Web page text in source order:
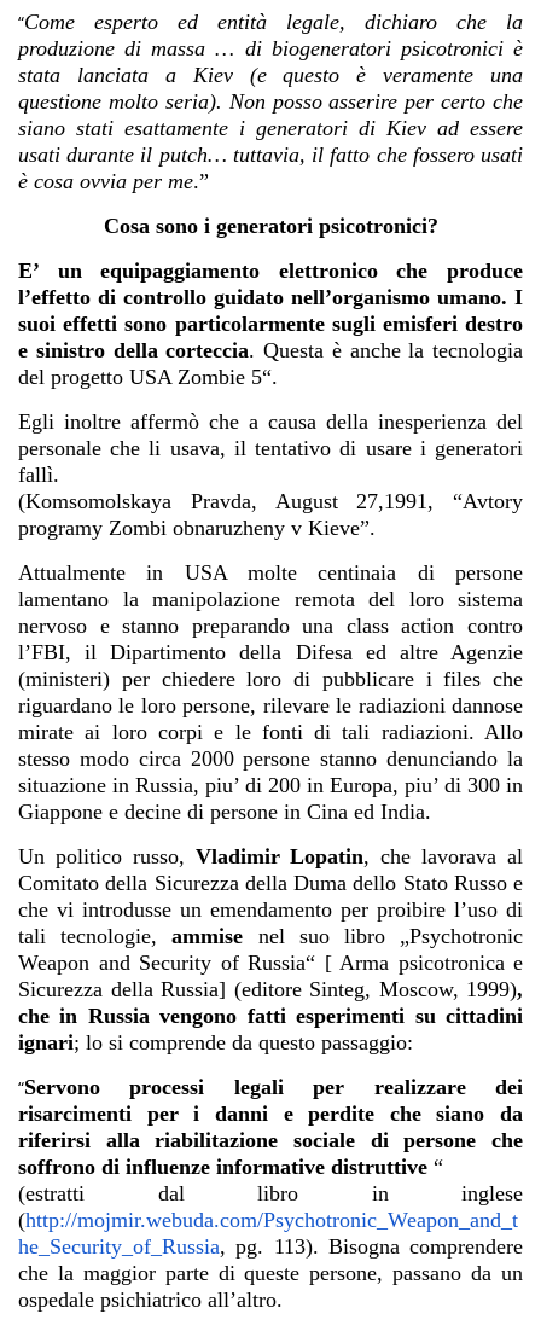
“Come esperto ed entità legale, dichiaro che la
produzione di massa … di biogeneratori psicotronici è
stata lanciata a Kiev (e questo è veramente una
questione molto seria). Non posso asserire per certo che
siano stati esattamente i generatori di Kiev ad essere
usati durante il putch… tuttavia, il fatto che fossero usati
è cosa ovvia per me.”
Cosa sono i generatori psicotronici?
E’ un equipaggiamento elettronico che produce
l’effetto di controllo guidato nell’organismo umano. I
suoi effetti sono particolarmente sugli emisferi destro
e sinistro della corteccia. Questa è anche la tecnologia
del progetto USA Zombie 5“.
Egli inoltre affermò che a causa della inesperienza del
personale che li usava, il tentativo di usare i generatori
fallì.
(Komsomolskaya Pravda, August 27,1991, “Avtory
programy Zombi obnaruzheny v Kieve”.
Attualmente in USA molte centinaia di persone
lamentano la manipolazione remota del loro sistema
nervoso e stanno preparando una class action contro
l’FBI, il Dipartimento della Difesa ed altre Agenzie
(ministeri) per chiedere loro di pubblicare i files che
riguardano le loro persone, rilevare le radiazioni dannose
mirate ai loro corpi e le fonti di tali radiazioni. Allo
stesso modo circa 2000 persone stanno denunciando la
situazione in Russia, piu’ di 200 in Europa, piu’ di 300 in
Giappone e decine di persone in Cina ed India.
Un politico russo, Vladimir Lopatin, che lavorava al
Comitato della Sicurezza della Duma dello Stato Russo e
che vi introdusse un emendamento per proibire l’uso di
tali tecnologie, ammise nel suo libro „Psychotronic
Weapon and Security of Russia“ [ Arma psicotronica e
Sicurezza della Russia] (editore Sinteg, Moscow, 1999),
che in Russia vengono fatti esperimenti su cittadini
ignari; lo si comprende da questo passaggio:
“Servono processi legali per realizzare dei
risarcimenti per i danni e perdite che siano da
riferirsi alla riabilitazione sociale di persone che
soffrono di influenze informative distruttive “
(estratti dal libro in inglese
(http://mojmir.webuda.com/Psychotronic_Weapon_and_t
he_Security_of_Russia, pg. 113). Bisogna comprendere
che la maggior parte di queste persone, passano da un
ospedale psichiatrico all’altro.